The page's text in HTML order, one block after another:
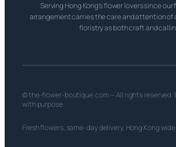
Serving Hong Kong’s flower lovers since
arrangement carries the care and attention
floristry as both craft and
© the-flower-boutique.com — All rights reserved.
with purpose.
Fresh flowers, same-day delivery, Hong Kong wide.